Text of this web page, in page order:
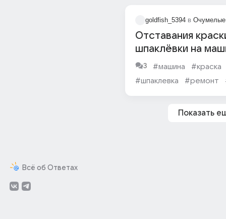
Всё об Ответах
goldfish_5394 в Очумелые
Отставания
шпаклёвки на
3 #машина
#краска
#шпаклевка
#ремонт
#металл
#клей
Показать